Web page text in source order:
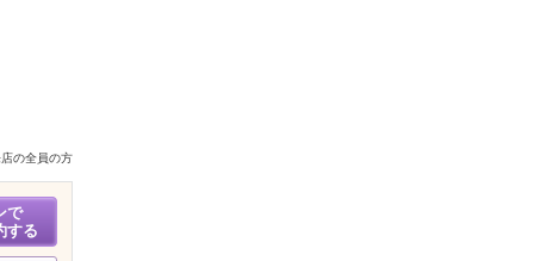
の全員の方
で
する